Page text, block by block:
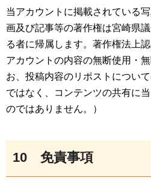
当アカウントに掲載されている
画及び記事等の著作権は宮崎県
る者に帰属します。著作権法上
アカウントの内容の無断使用・
お、投稿内容のリポストについ
ではなく、コンテンツの共有に
のではありません。）
10 免責事項